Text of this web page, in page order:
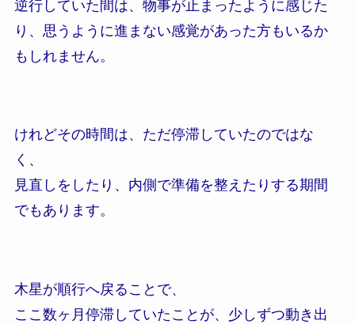
逆行していた間は、物事が止まったように感じた
り、思うように進まない感覚があった方もいるか
もしれません。
けれどその時間は、ただ停滞していたのではな
く、
見直しをしたり、内側で準備を整えたりする期間
でもあります。
木星が順行へ戻ることで、
ここ数ヶ月停滞していたことが、少しずつ動き出